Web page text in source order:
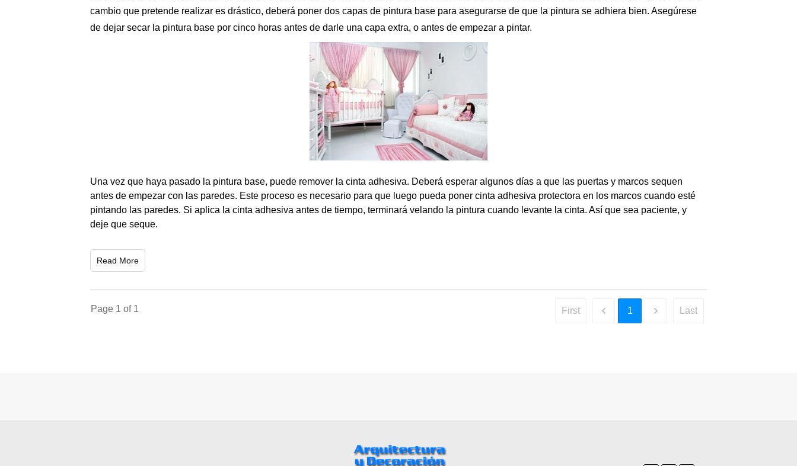
cambio que pretende realizar es drástico, deberá poner dos capas de pintura base para asegurarse de que la pintura se adhiera bien. Asegúrese
de dejar secar la pintura base por cinco horas antes de darle una capa extra, o antes de empezar a pintar.
Una vez que haya pasado la pintura base, puede remover la cinta adhesiva. Deberá esperar algunos días a que las puertas y marcos sequen
antes de empezar con las paredes. Este proceso es necesario para que luego pueda poner cinta adhesiva protectora en los marcos cuando esté
pintando las paredes. Si aplica la cinta adhesiva antes de tiempo, terminará velando la pintura cuando levante la cinta. Así que sea paciente, y
deje que seque.
Read More
Page 1 of 1 First 1 Last